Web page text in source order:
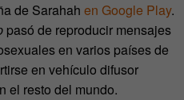
de Sarahah en Google Play.
pasó de reproducir mensajes
en varios países de
en vehículo difusor
el resto del mundo.